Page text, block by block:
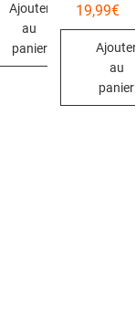
Ajouter
au
panier
19,99€
Ajouter
au
panier